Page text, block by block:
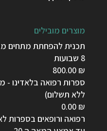
מוצרים מובילים
תכנית להפחתת מתחים
8 שבועות
800.00 ₪
ספרות רפואה בלאדינו -
ללא תשלום)
0.00 ₪
רפואה ורופאים בספרות